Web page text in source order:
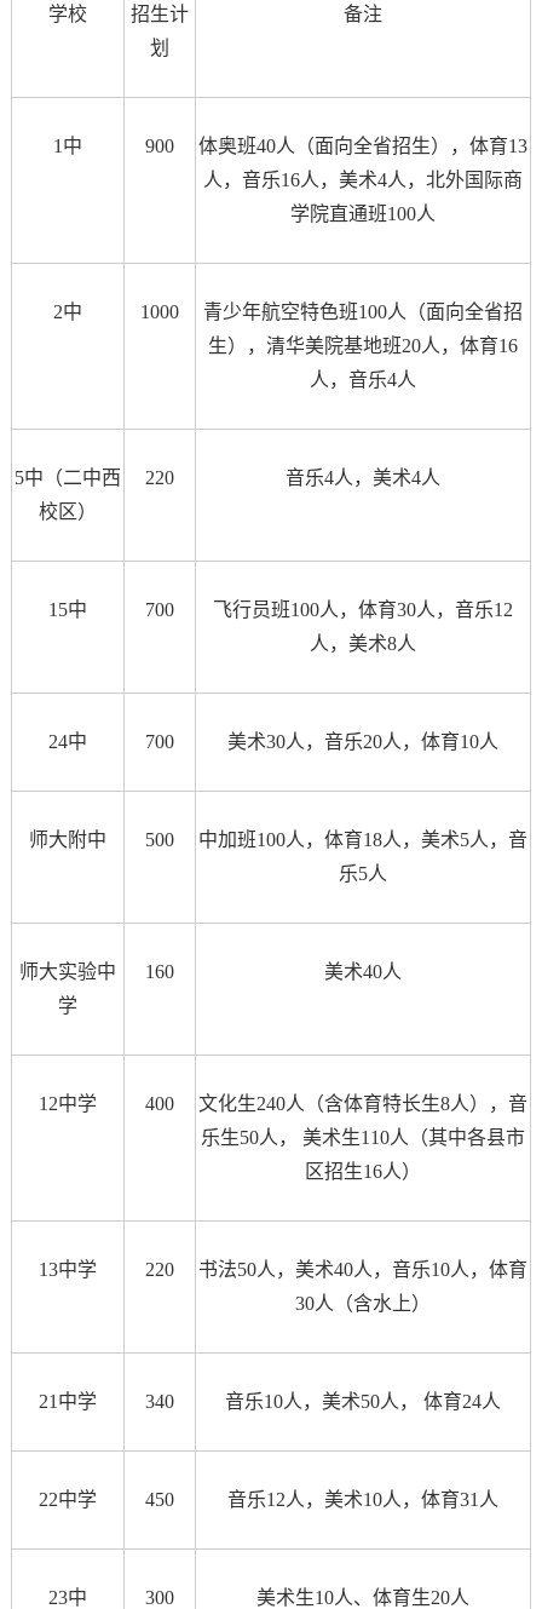
学校
招生计
划
备注
1中 900
体奥班40人（面向全省招生），体育13
人，音乐16人，美术4人，北外国际商
学院直通班100人
2中 1000
青少年航空特色班100人（面向全省招
生），清华美院基地班20人，体育16
人，音乐4人
5中（二中西
校区）
220 音乐4人，美术4人
15中 700
飞行员班100人，体育30人，音乐12
人，美术8人
24中 700 美术30人，音乐20人，体育10人
师大附中 500
中加班100人，体育18人，美术5人，音
乐5人
师大实验中
学
160 美术40人
12中学 400
文化生240人（含体育特长生8人），音
乐生50人， 美术生110人（其中各县市
区招生16人）
13中学 220
书法50人，美术40人，音乐10人，体育
30人（含水上）
21中学 340 音乐10人，美术50人， 体育24人
22中学 450 音乐12人，美术10人，体育31人
23中 300 美术生10人、体育生20人